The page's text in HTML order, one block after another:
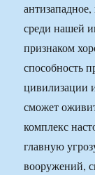
среди нашей
признаком
способность
цивилизации
сможет
комплекс
главную
вооружений,